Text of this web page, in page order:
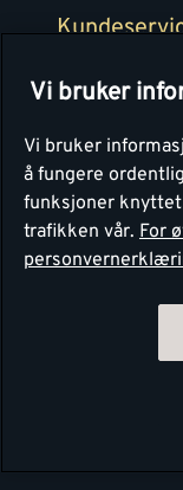
Montér
Vi bruker
Vi bruker
å fungere
funksjoner
trafikken vår. For